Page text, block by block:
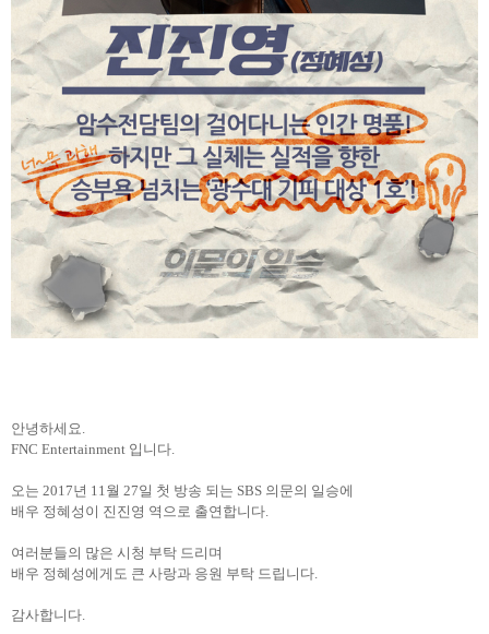
안녕하세요.
FNC Entertainment 입니다.
오는 2017년 11월 27일 첫 방송 되는 SBS 의문의 일승에
배우 정혜성이 진진영 역으로 출연합니다.
여러분들의 많은 시청 부탁 드리며
배우 정혜성에게도 큰 사랑과 응원 부탁 드립니다.
감사합니다.